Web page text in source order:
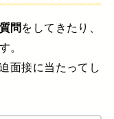
問をしてきたり、
。
面接に当たってし